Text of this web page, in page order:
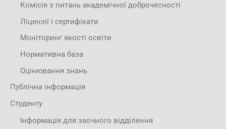
Комісія з питань академічної доброчесності
Ліцензії і сертифікати
Моніторинг якості освіти
Нормативна база
Оцінювання знань
Публічна інформація
Студенту
Інформація для заочного відділення